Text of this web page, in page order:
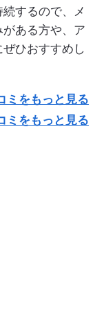
するので、メ
ある方や、ア
ひおすすめし
ミをもっと見る
ミをもっと見る